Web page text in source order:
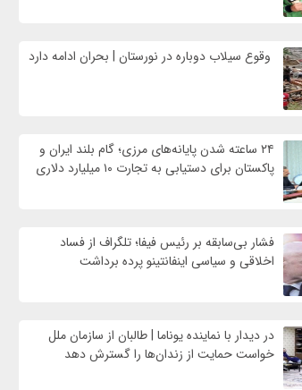
وقوع سیلاب دوباره در نورستان | بحران ادامه دارد
۲۴ ساعته شدن پایانه‌های مرزی؛ گام بلند ایران و
پاکستان برای دستیابی به تجارت ۱۰ میلیارد دلاری
فشار بی‌سابقه بر رئیس فیفا؛ تلگراف از فساد
اخلاقی و سیاسی اینفانتینو پرده برداشت
در دیدار با نماینده یوناما | طالبان از سازمان ملل
خواست حمایت از زندان‌ها را گسترش دهد